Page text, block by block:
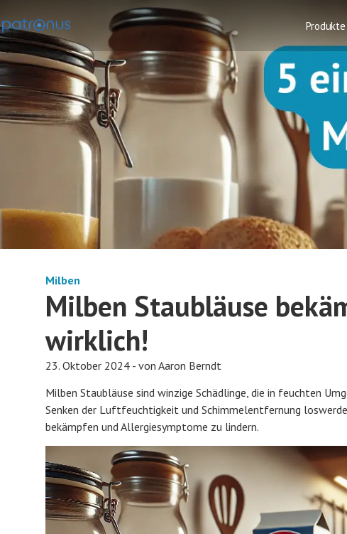
Produkte
Milben
Milben Staubläuse
wirklich!
23. Oktober 2024 - von Aaron Berndt
Milben Staubläuse sind winzige Schädlinge, die in feuchten
Senken der Luftfeuchtigkeit und Schimmelentfernung
bekämpfen und Allergiesymptome zu lindern.